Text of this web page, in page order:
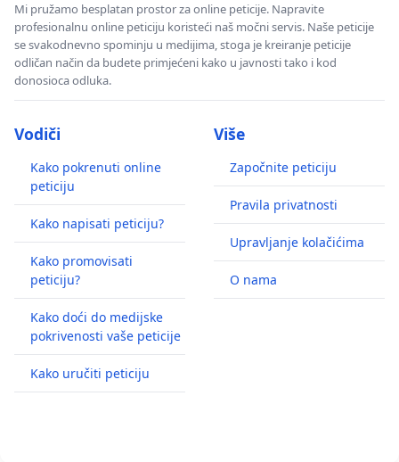
Mi pružamo besplatan prostor za online peticije. Napravite
profesionalnu online peticiju koristeći naš močni servis. Naše peticije
se svakodnevno spominju u medijima, stoga je kreiranje peticije
odličan način da budete primjećeni kako u javnosti tako i kod
donosioca odluka.
Vodiči
Kako pokrenuti online
peticiju
Kako napisati peticiju?
Kako promovisati
peticiju?
Kako doći do medijske
pokrivenosti vaše peticije
Kako uručiti peticiju
Više
Započnite peticiju
Pravila privatnosti
Upravljanje kolačićima
O nama